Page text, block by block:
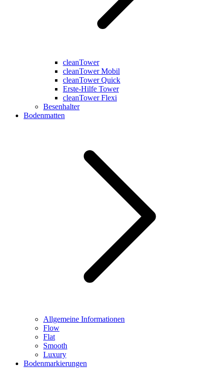
cleanTower
cleanTower Mobil
cleanTower Quick
Erste-Hilfe Tower
cleanTower Flexi
Besenhalter
Bodenmatten
Allgemeine Informationen
Flow
Flat
Smooth
Luxury
Bodenmarkierungen